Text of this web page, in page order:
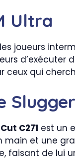
Ultra
joueurs
d’exécuter
ceux qui
C271 est un
main et une
faisant de lui